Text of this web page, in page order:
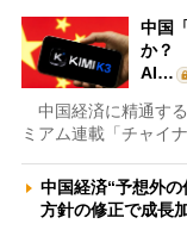
中国
か？
AI…
中国経済に精通す
ミアム連載「チャイ
中国経済“予想外
方針の修正で成長